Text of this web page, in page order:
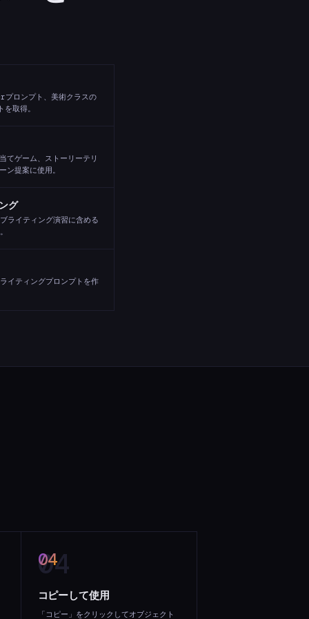
ロンプト、美術クラスの
取得。
てゲーム、ストーリーテリ
ン提案に使用。
グ
ライティング演習に含める
イティングプロンプトを作
04
コピーして使用
「コピー」をクリックしてオブジェクト